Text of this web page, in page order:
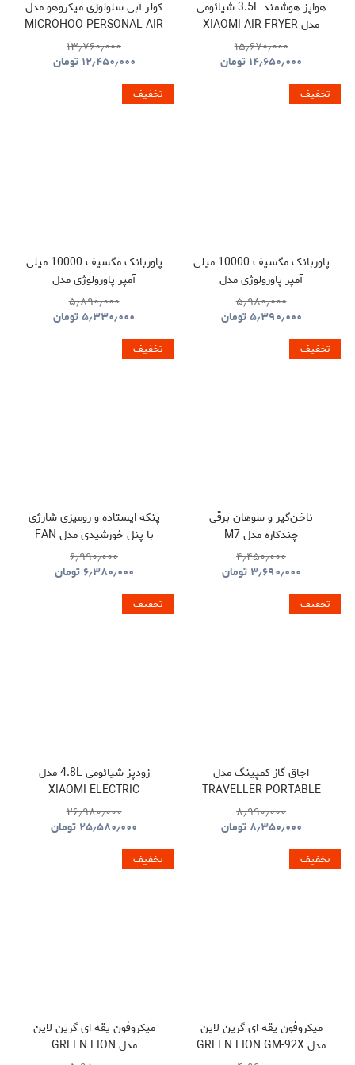
هواپز هوشمند 3.5L شیائومی
مدل XIAOMI AIR FRYER
MAF02
۱۵٫۶۷۰٫۰۰۰
۱۴٫۶۵۰٫۰۰۰ تومان
کولر آبی سلولوزی میکروهو مدل
MICROHOO PERSONAL AIR
COOLER MH01R
۱۳٫۷۶۰٫۰۰۰
۱۲٫۴۵۰٫۰۰۰ تومان
تخفیف
پاوربانک مگسیف 10000 میلی
آمپر پاورولوژی مدل
POWEROLOGY SPETEMOR
GLASS SURFACE
۵٫۹۸۰٫۰۰۰
۵٫۳۹۰٫۰۰۰تومان
تخفیف
پاوربانک مگسیف 10000 میلی
آمپر پاورولوژی مدل
POWEROLOGY MAGSAFE
ALUMINUM PPBCHA34TI
۵٫۸۹۰٫۰۰۰
۵٫۳۳۰٫۰۰۰تومان
تخفیف
ناخن‌گیر و سوهان برقی
چندکاره مدل M7
۴٫۴۵۰٫۰۰۰
۳٫۶۹۰٫۰۰۰ تومان
تخفیف
پنکه ایستاده و رومیزی شارژی
با پنل خورشیدی مدل FAN
S39
۶٫۹۹۰٫۰۰۰
۶٫۳۸۰٫۰۰۰تومان
تخفیف
اجاق گاز کمپینگ مدل
TRAVELLER PORTABLE
BBQ HYBQ015
۸٫۹۹۰٫۰۰۰
۸٫۳۵۰٫۰۰۰ تومان
تخفیف
زودپز شیائومی 4.8L مدل
XIAOMI ELECTRIC
PRESSURE COOKER
۲۶٫۹۸۰٫۰۰۰
۲۵٫۵۸۰٫۰۰۰ تومان
تخفیف
میکروفون یقه ای گرین لاین
مدل GREEN LION GM-92X
تخفیف
میکروفون یقه ای گرین لاین
مدل GREEN LION